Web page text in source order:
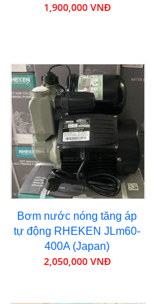
1,900,000 VNĐ
Bơm nước nóng tăng áp
tự động RHEKEN JLm60-
400A (Japan)
2,050,000 VNĐ